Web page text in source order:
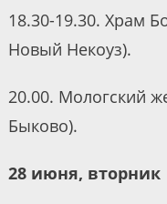
18.30-19.30. Храм
Новый Некоуз).
20.00. Мологский
Быково).
28 июня, вторник